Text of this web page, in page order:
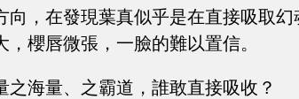
向，在發現葉真似乎是在直接吸取
櫻唇微張，一臉的難以置信。
海量、之霸道，誰敢直接吸收？